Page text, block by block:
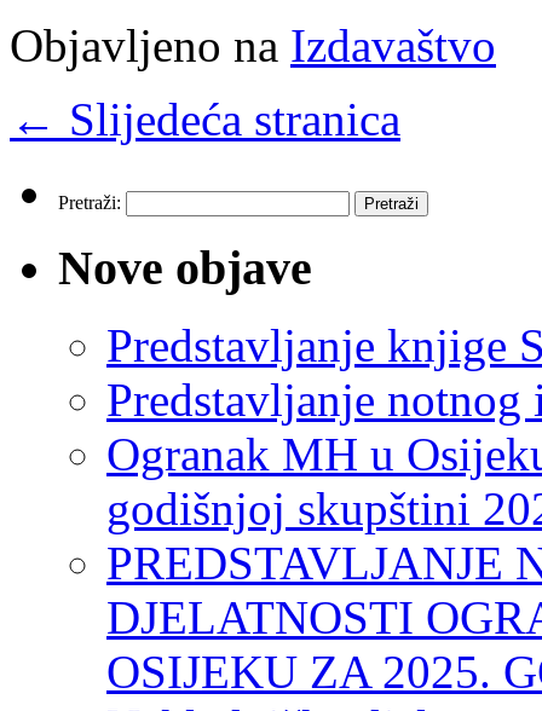
Objavljeno na Izdavaštvo
← Slijedeća stranica
Pretraži:
Nove objave
Predstavljanje knjige
Predstavljanje
Ogranak MH u
godišnjoj skupštini
PREDSTAVLJANJE
DJELATNOSTI
OSIJEKU ZA 2025.